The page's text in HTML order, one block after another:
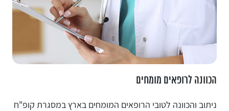
הכוונה לרופאים מומחים
ניתוב והכוונה לטובי הרופאים המומחים בארץ במסגרת קופ"ח